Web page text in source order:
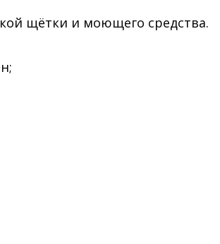
щётки и моющего средства.